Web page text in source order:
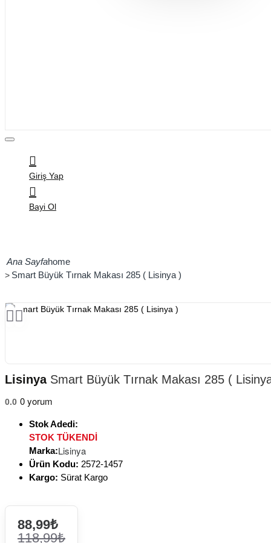
Giriş Yap
Bayi Ol
home
Smart Büyük Tırnak Makası 285 ( Lisinya )
LisinyaSmart Büyük Tırnak Makası 285 (
0.0 0 yorum
Stok Adedi:
STOK TÜKENDİ
Marka:Lisinya
Ürün Kodu: 2572-1457
Kargo: Sürat Kargo
88,99₺
118,99₺